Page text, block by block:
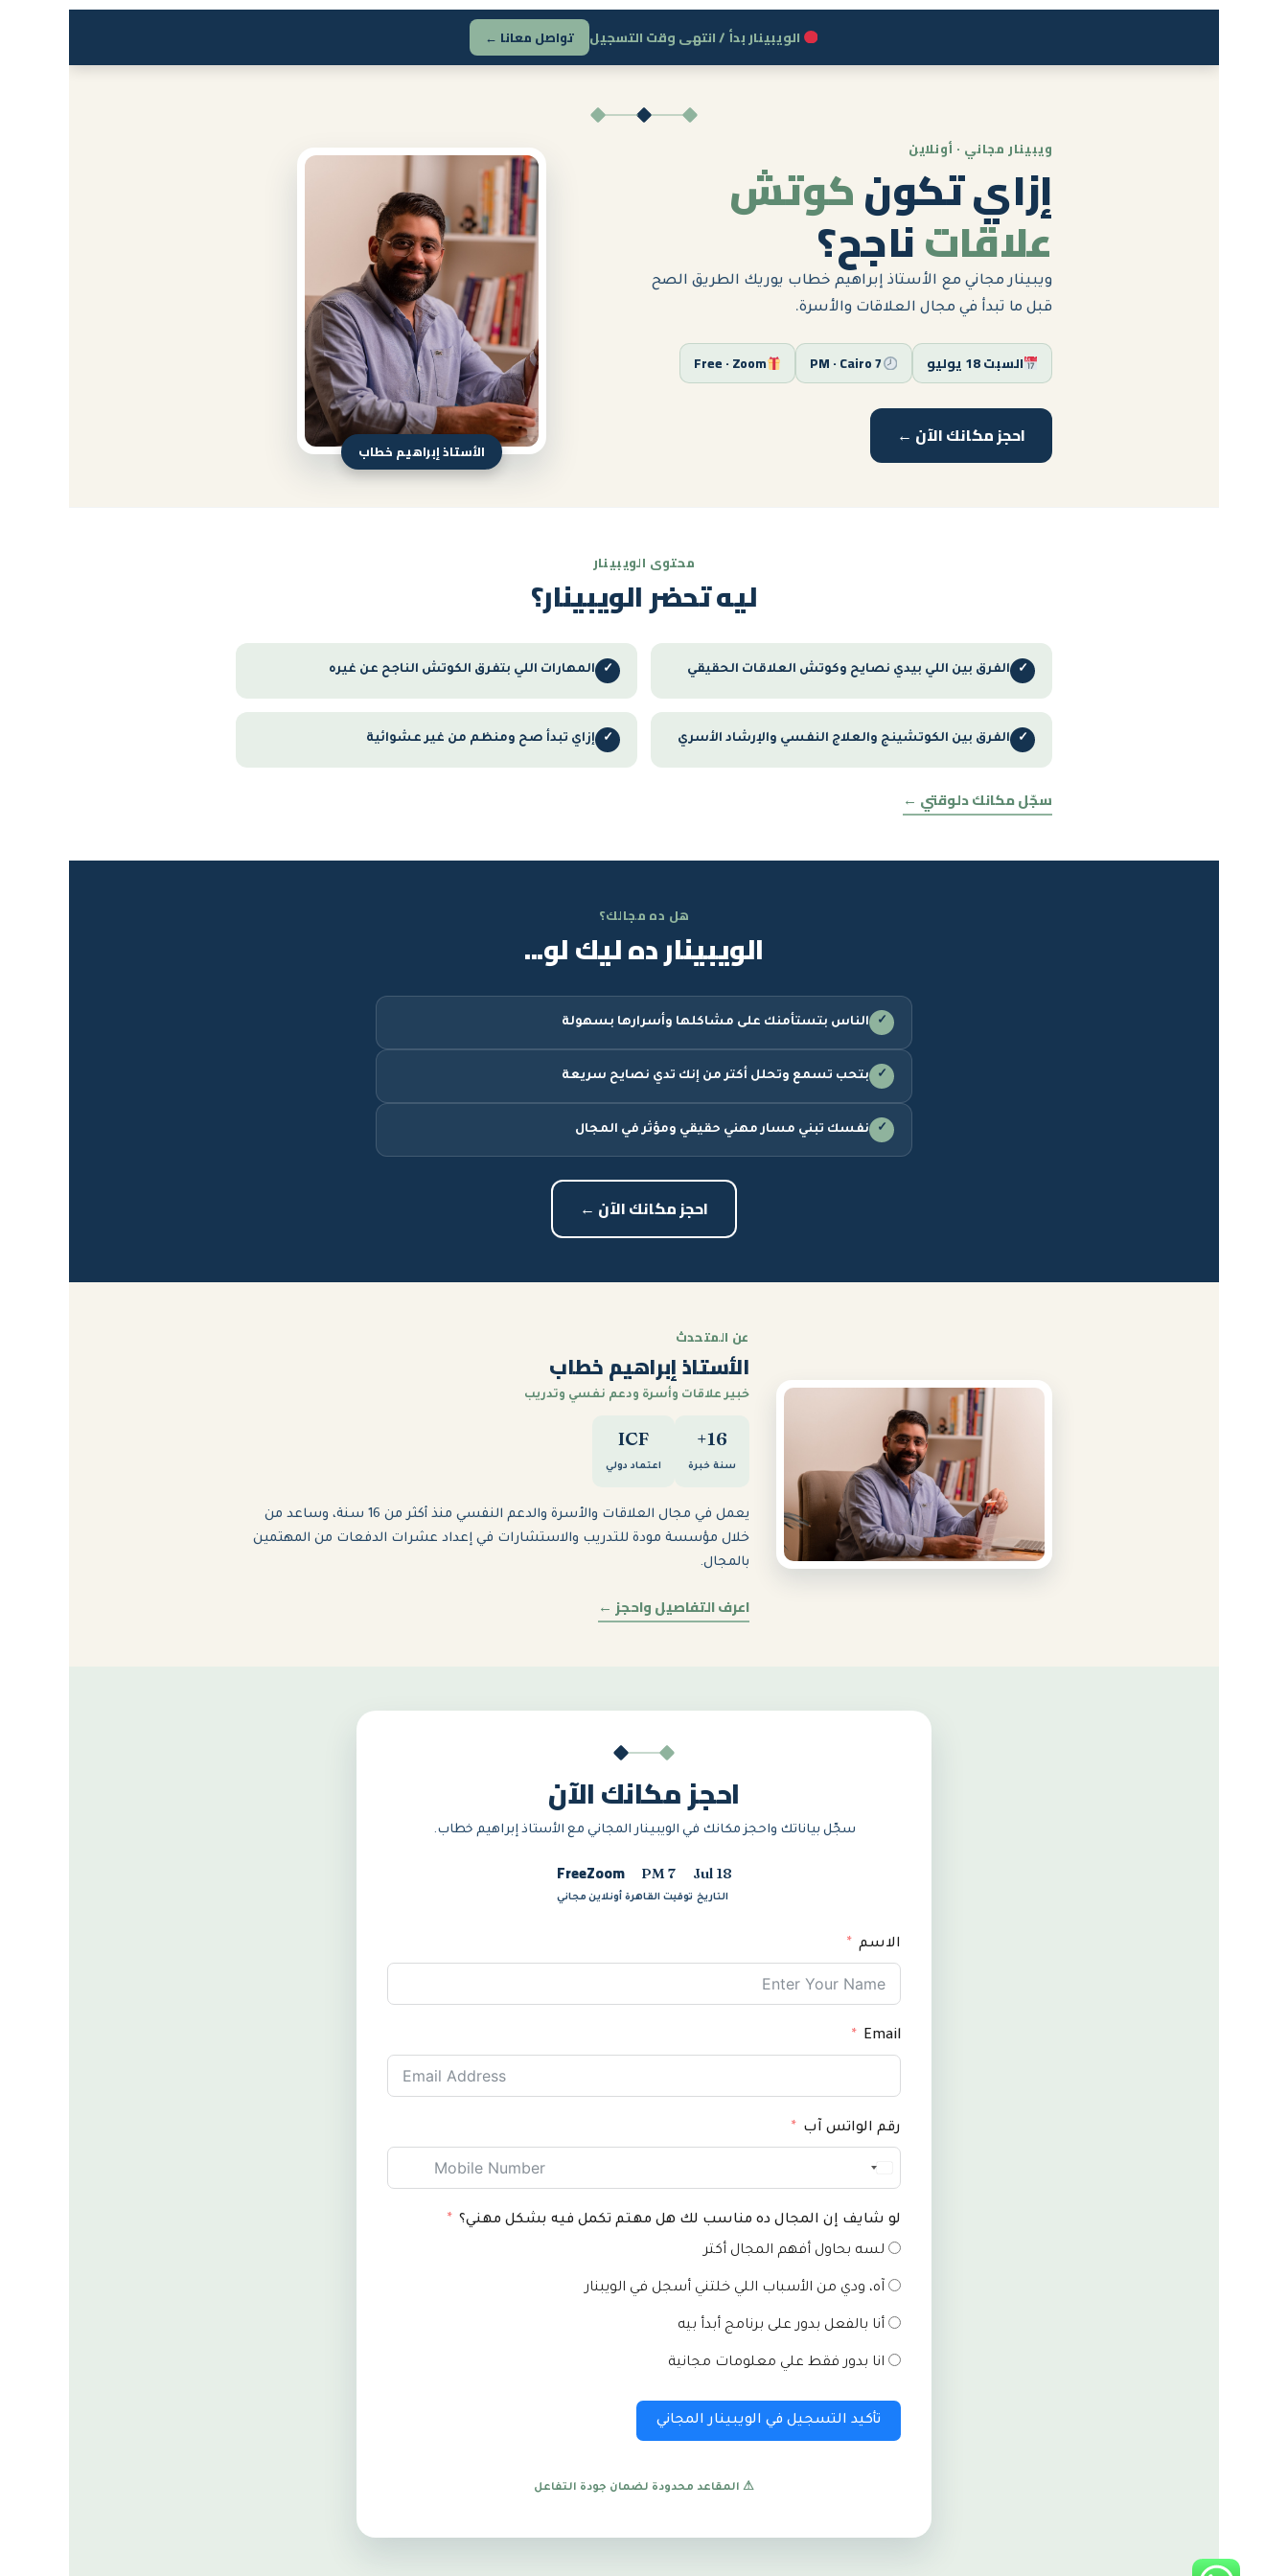
الويبينار بدأ / انتهى وقت التسجيل تواصل معانا ←
ويبينار مجاني · أونلاين
إزاي تكونكوتش
علاقاتناجح؟
ويبينار مجاني مع الأستاذ إبراهيم خطاب يوريك الطريق الصح
قبل ما تبدأ في مجال العلاقات والأسرة.
السبت 18 يوليو 7 PM · Cairo
Free · Zoom
احجز مكانك الآن ←
الأستاذ إبراهيم خطاب
محتوى الويبينار
ليه تحضر الويبينار؟
✓ الفرق بين اللي بيدي نصايح وكوتش العلاقات الحقيقي ✓ المهارات اللي بتفرق الكوتش الناجح عن غيره
✓ الفرق بين الكوتشينج والعلاج النفسي والإرشاد الأسري ✓ إزاي تبدأ صح ومنظم من غير عشوائية
سجّل مكانك دلوقتي ←
هل ده مجالك؟
الويبينار ده ليك لو...
✓ الناس بتستأمنك على مشاكلها وأسرارها بسهولة
✓ بتحب تسمع وتحلل أكتر من إنك تدي نصايح سريعة
✓ نفسك تبني مسار مهني حقيقي ومؤثر في المجال
احجز مكانك الآن ←
عن المتحدث
الأستاذ إبراهيم خطاب
خبير علاقات وأسرة ودعم نفسي وتدريب
16+
سنة خبرة
ICF
اعتماد دولي
يعمل في مجال العلاقات والأسرة والدعم النفسي منذ أكثر من 16 سنة، وساعد من
خلال مؤسسة مودة للتدريب والاستشارات في إعداد عشرات الدفعات من المهتمين
بالمجال.
اعرف التفاصيل واحجز ←
احجز مكانك الآن
سجّل بياناتك واحجز مكانك في الويبينار المجاني مع الأستاذ إبراهيم خطاب.
Jul 18
التاريخ
7 PM
توقيت القاهرة
Zoom
أونلاين
Free
مجاني
الاسم
Email
رقم الواتس آب
لو شايف إن المجال ده مناسب لك هل مهتم تكمل فيه بشكل مهني؟
لسه بحاول أفهم المجال أكتر
آه، ودي من الأسباب اللي خلتني أسجل في الويبنار
أنا بالفعل بدور على برنامج أبدأ بيه
انا بدور فقط علي معلومات مجانية
تأكيد التسجيل في الويبينار المجاني
⚠ المقاعد محدودة لضمان جودة التفاعل